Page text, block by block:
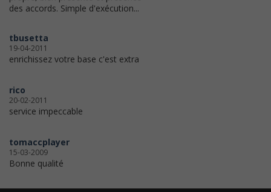
des accords. Simple d'exécution...
tbusetta
19-04-2011
enrichissez votre base c'est extra
rico
20-02-2011
service impeccable
tomaccplayer
15-03-2009
Bonne qualité